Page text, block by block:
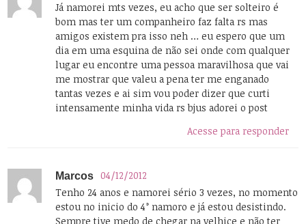
Já namorei mts vezes, eu acho que ser solteiro é
bom mas ter um companheiro faz falta rs mas
amigos existem pra isso neh … eu espero que um
dia em uma esquina de não sei onde com qualquer
lugar eu encontre uma pessoa maravilhosa que vai
me mostrar que valeu a pena ter me enganado
tantas vezes e ai sim vou poder dizer que curti
intensamente minha vida rs bjus adorei o post
Acesse para responder
Marcos
04/12/2012
Tenho 24 anos e namorei sério 3 vezes, no momento
estou no inicio do 4° namoro e já estou desistindo.
Sempre tive medo de chegar na velhice e não ter